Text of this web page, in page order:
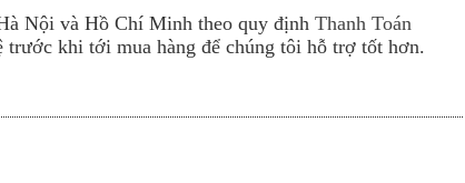
Nội và Hồ Chí Minh theo quy định Thanh Toán
khi tới mua hàng để chúng tôi hỗ trợ tốt hơn.